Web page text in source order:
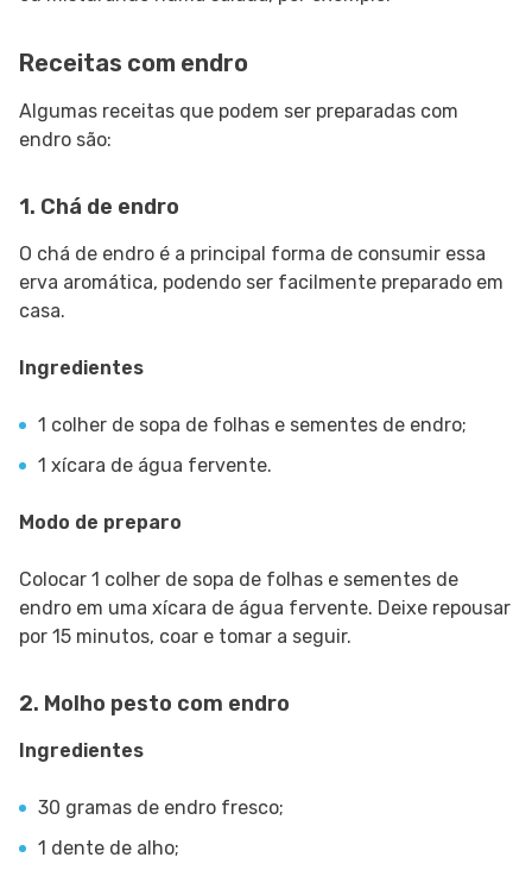
Receitas com endro
Algumas receitas que podem ser preparadas com
endro são:
1. Chá de endro
O chá de endro é a principal forma de consumir essa
erva aromática, podendo ser facilmente preparado em
casa.
Ingredientes
1 colher de sopa de folhas e sementes de endro;
1 xícara de água fervente.
Modo de preparo
Colocar 1 colher de sopa de folhas e sementes de
endro em uma xícara de água fervente. Deixe repousar
por 15 minutos, coar e tomar a seguir.
2. Molho pesto com endro
Ingredientes
30 gramas de endro fresco;
1 dente de alho;